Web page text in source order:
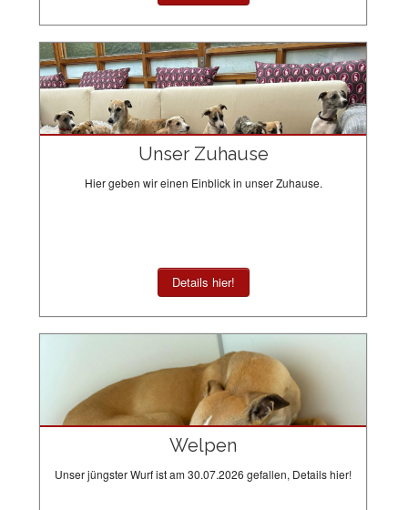
Unser Zuhause
Hier geben wir einen Einblick in unser Zuhause.
Details hier!
Welpen
Unser jüngster Wurf ist am 30.07.2026 gefallen, Details hier!